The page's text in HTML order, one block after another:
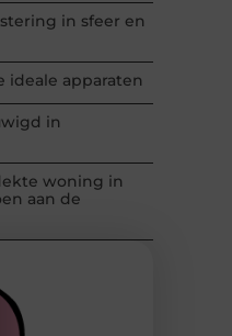
in sfeer en
ideale apparaten
in
woning in
aan de